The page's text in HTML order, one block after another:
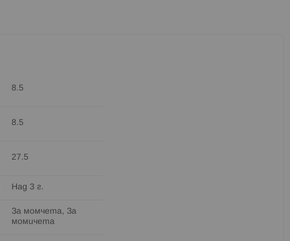
8.5
8.5
27.5
Над 3 г.
За момчета, За
момичета